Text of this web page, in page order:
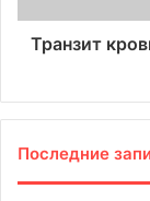
Транзит
Последние